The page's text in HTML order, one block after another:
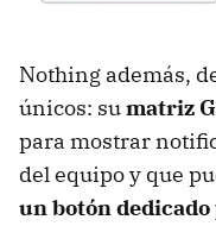
Nothing además,
únicos: sumatriz
para mostrar
del equipo y que
un botón